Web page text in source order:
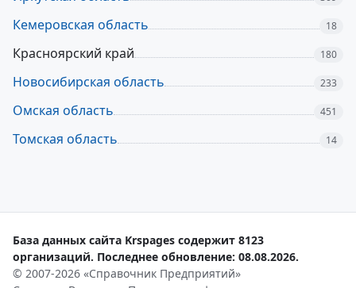
Кемеровская область 18
Красноярский край 180
Новосибирская область 233
Омская область 451
Томская область 14
База данных сайта Krspages содержит 8123
организаций. Последнее обновление: 08.08.2026.
© 2007-2026 «Справочник Предприятий»